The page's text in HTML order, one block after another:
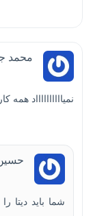
محمد
نمیااااااااااد
شما باید دیتا